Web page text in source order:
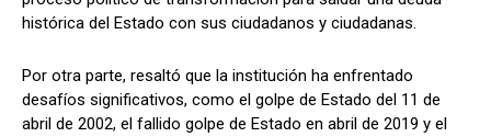
histórica del Estado con sus ciudadanos y ciudadanas.
Por otra parte, resaltó que la institución ha enfrentado
desafíos significativos, como el golpe de Estado del 11 de
abril de 2002, el fallido golpe de Estado en abril de 2019 y el